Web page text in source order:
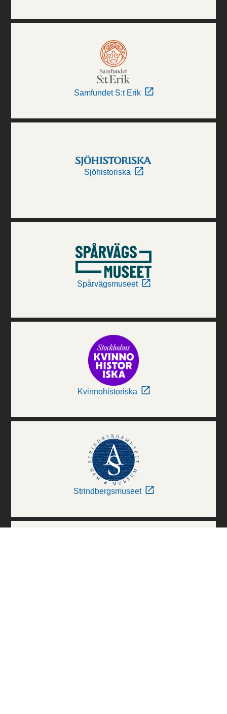
Samfundet S:t Erik
Sjöhistoriska
Spårvägsmuseet
Kvinnohistoriska
Strindbergsmuseet